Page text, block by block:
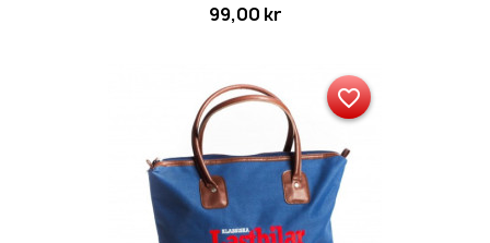
99,00 kr
favorite_border